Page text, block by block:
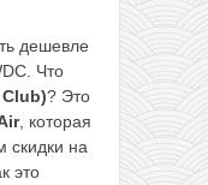
дешевле
Что
? Это
, которая
скидки на
это